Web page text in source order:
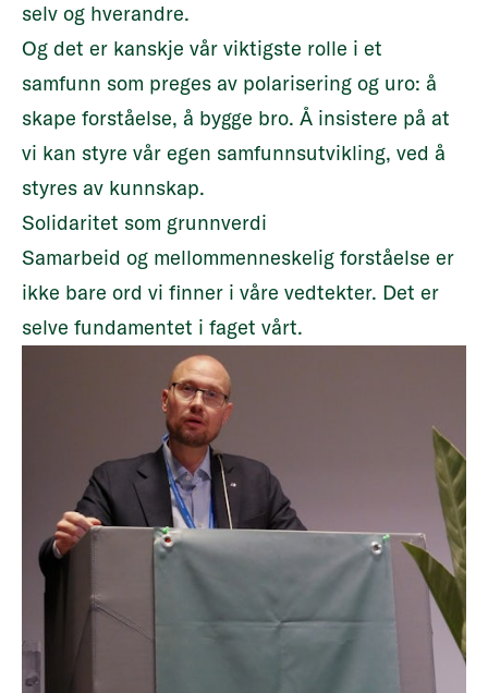
selv og hverandre.
Og det er kanskje vår viktigste rolle i et
samfunn som preges av polarisering og uro: å
skape forståelse, å bygge bro. Å insistere på at
vi kan styre vår egen samfunnsutvikling, ved å
styres av kunnskap.
Solidaritet som grunnverdi
Samarbeid og mellommenneskelig forståelse er
ikke bare ord vi finner i våre vedtekter. Det er
selve fundamentet i faget vårt.